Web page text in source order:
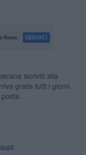
iscriviti alla
gratis tutti i giorni